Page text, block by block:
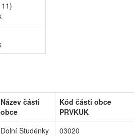
Název části
obce
Kód části obce
PRVKUK
Dolní Studénky 03020